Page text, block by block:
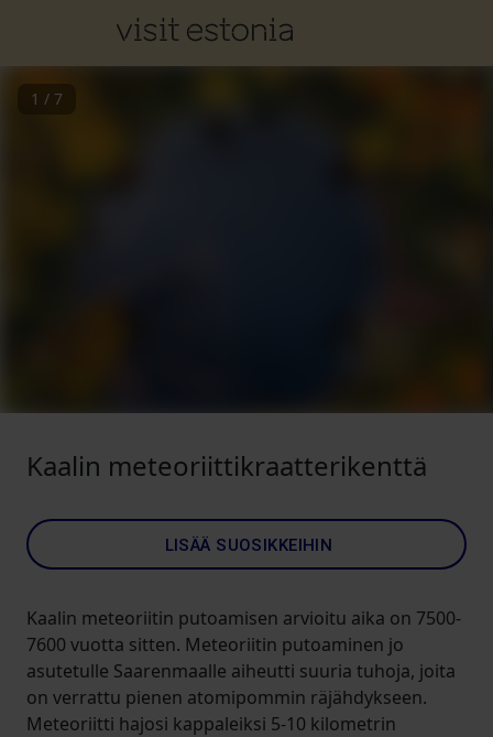
1 / 7
Kaalin meteoriittikraatterikenttä
LISÄÄ SUOSIKKEIHIN
Kaalin meteoriitin putoamisen arvioitu aika on 7500-
7600 vuotta sitten. Meteoriitin putoaminen jo
asutetulle Saarenmaalle aiheutti suuria tuhoja, joita
on verrattu pienen atomipommin räjähdykseen.
Meteoriitti hajosi kappaleiksi 5-10 kilometrin